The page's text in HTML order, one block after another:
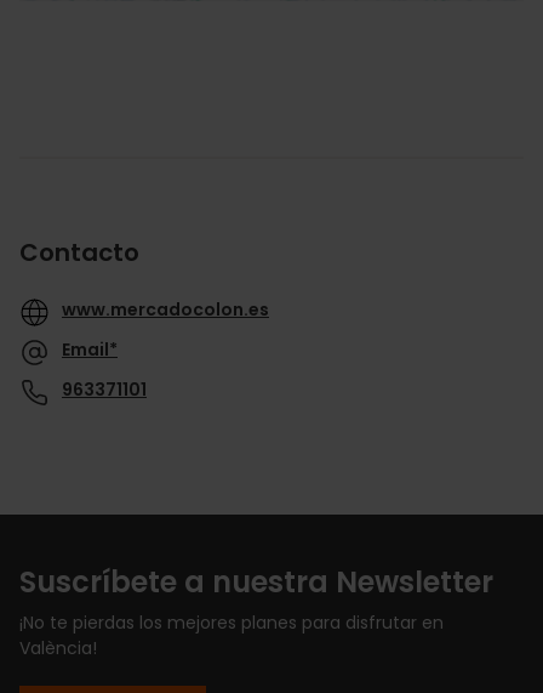
Contacto
www.mercadocolon.es
Email*
963371101
Suscríbete a nuestra Newsletter
¡No te pierdas los mejores planes para disfrutar en
València!